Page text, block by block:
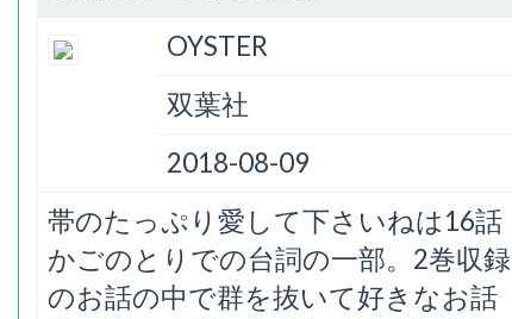
OYSTER
双葉社
2018-08-09
帯のたっぷり愛して下さいねは16話
かごのとりでの台詞の一部。2巻収録
のお話の中で群を抜いて好きなお話